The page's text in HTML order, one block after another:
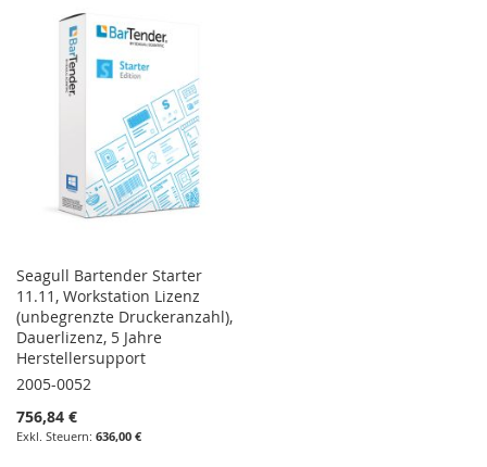
Seagull Bartender Starter
11.11, Workstation Lizenz
(unbegrenzte Druckeranzahl),
Dauerlizenz, 5 Jahre
Herstellersupport
2005-0052
756,84 €
636,00 €